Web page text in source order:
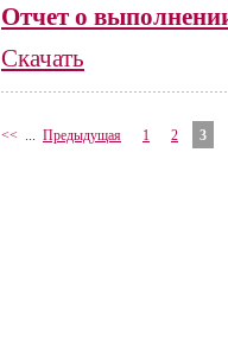
Отчет о
Скачать
<< Предыдущая 1 2 3